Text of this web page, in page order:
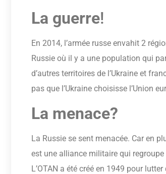
La guerre!
En 2014, l’armée russe envahit 2
Russie où il y a une population qui
d’autres territoires de l’Ukraine et
pas que l’Ukraine choisisse l’Union
La menace?
La Russie se sent menacée. Car en
est une alliance militaire qui
L’OTAN a été créé en 1949 pour